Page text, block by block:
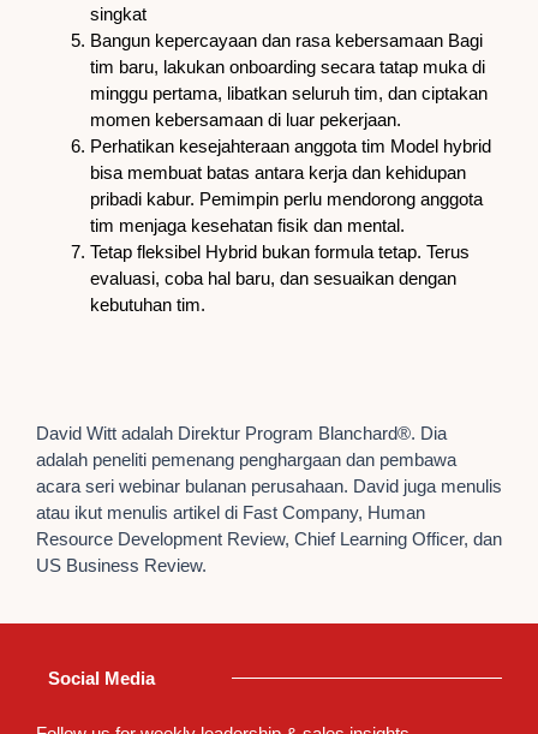
singkat
Bangun kepercayaan dan rasa kebersamaan Bagi
tim baru, lakukan onboarding secara tatap muka di
minggu pertama, libatkan seluruh tim, dan ciptakan
momen kebersamaan di luar pekerjaan.
Perhatikan kesejahteraan anggota tim Model hybrid
bisa membuat batas antara kerja dan kehidupan
pribadi kabur. Pemimpin perlu mendorong anggota
tim menjaga kesehatan fisik dan mental.
Tetap fleksibel Hybrid bukan formula tetap. Terus
evaluasi, coba hal baru, dan sesuaikan dengan
kebutuhan tim.
David Witt adalah Direktur Program Blanchard®. Dia
adalah peneliti pemenang penghargaan dan pembawa
acara seri webinar bulanan perusahaan. David juga menulis
atau ikut menulis artikel di Fast Company, Human
Resource Development Review, Chief Learning Officer, dan
US Business Review.
Social Media